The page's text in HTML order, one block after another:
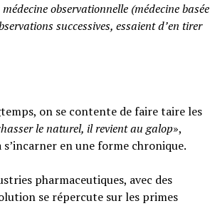
observationnelle (médecine basée
successives, essaient d’en tirer
on se contente de faire taire les
le naturel, il revient au galop»,
en une forme chronique.
pharmaceutiques, avec des
se répercute sur les primes